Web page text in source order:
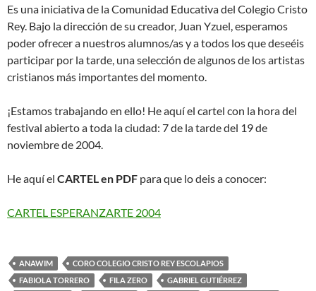
Es una iniciativa de la Comunidad Educativa del Colegio Cristo
Rey. Bajo la dirección de su creador, Juan Yzuel, esperamos
poder ofrecer a nuestros alumnos/as y a todos los que deseéis
participar por la tarde, una selección de algunos de los artistas
cristianos más importantes del momento.
¡Estamos trabajando en ello! He aquí el cartel con la hora del
festival abierto a toda la ciudad: 7 de la tarde del 19 de
noviembre de 2004.
He aquí el CARTEL en PDF para que lo deis a conocer:
CARTEL ESPERANZARTE 2004
ANAWIM
CORO COLEGIO CRISTO REY ESCOLAPIOS
FABIOLA TORRERO
FILA ZERO
GABRIEL GUTIÉRREZ